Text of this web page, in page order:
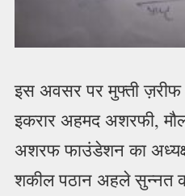
इस अवसर पर मुफ्ती
इकरार अहमद अशरफी,
अशरफ फाउंडेशन का
शकील पठान अहले सुन्नत